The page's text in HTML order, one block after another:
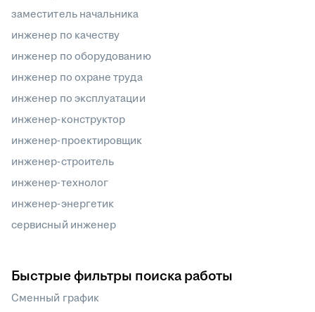
заместитель начальника
инженер по качеству
инженер по оборудованию
инженер по охране труда
инженер по эксплуатации
инженер-конструктор
инженер-проектировщик
инженер-строитель
инженер-технолог
инженер-энергетик
сервисный инженер
Быстрые фильтры поиска работы
Сменный график